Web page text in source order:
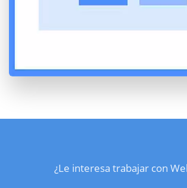
¿Le interesa trabajar con